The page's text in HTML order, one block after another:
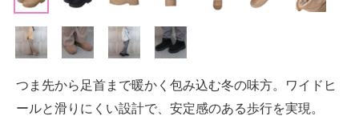
つま先から足首まで暖かく包み込む冬の味方。ワイドヒ
ールと滑りにくい設計で、安定感のある歩行を実現。